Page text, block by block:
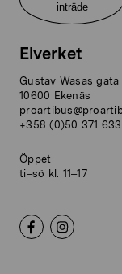
inträde
Elverket
Gustav Wasas gata
10600 Ekenäs
+358 (0)50 371
Öppet
ti–sö kl. 11–17